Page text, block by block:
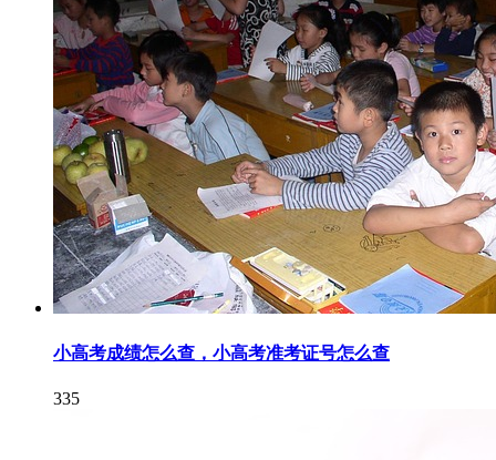
小高考成绩怎么查，小高考准考证号怎么查
335